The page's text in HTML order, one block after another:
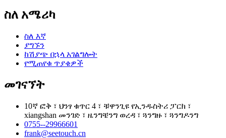
ስለ አሜሪካ
ስለ እኛ
ያግኙን
ከሽያጭ በኋላ አገልግሎት
የሚጠየቁ ጥያቄዎች
መገናኘት
10ኛ ፎቅ ፣ ህንፃ ቁጥር 4 ፣ ቹዋንጊዩ የኢንዱስትሪ ፓርክ ፣
xiangshan መንገድ ፣ ዜንግቼንግ ወረዳ ፣ ጓንግዙ ፣ ጓንግዶንግ
0755--29966601
frank@seetouch.cn